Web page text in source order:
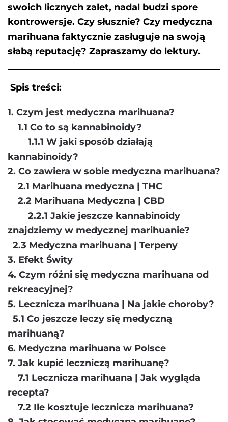
swoich licznych zalet, nadal budzi spore
kontrowersje. Czy słusznie? Czy medyczna
marihuana faktycznie zasługuje na swoją
słabą reputację? Zapraszamy do lektury.
Spis treści:
1. Czym jest medyczna marihuana?
1.1 Co to są kannabinoidy?
1.1.1 W jaki sposób działają
kannabinoidy?
2. Co zawiera w sobie medyczna marihuana?
2.1 Marihuana medyczna | THC
2.2 Marihuana Medyczna | CBD
2.2.1 Jakie jeszcze kannabinoidy
znajdziemy w medycznej marihuanie?
2.3 Medyczna marihuana | Terpeny
3. Efekt Świty
4. Czym różni się medyczna marihuana od
rekreacyjnej?
5. Lecznicza marihuana | Na jakie choroby?
5.1 Co jeszcze leczy się medyczną
marihuaną?
6. Medyczna marihuana w Polsce
7. Jak kupić leczniczą marihuanę?
7.1 Lecznicza marihuana | Jak wygląda
recepta?
7.2 Ile kosztuje lecznicza marihuana?